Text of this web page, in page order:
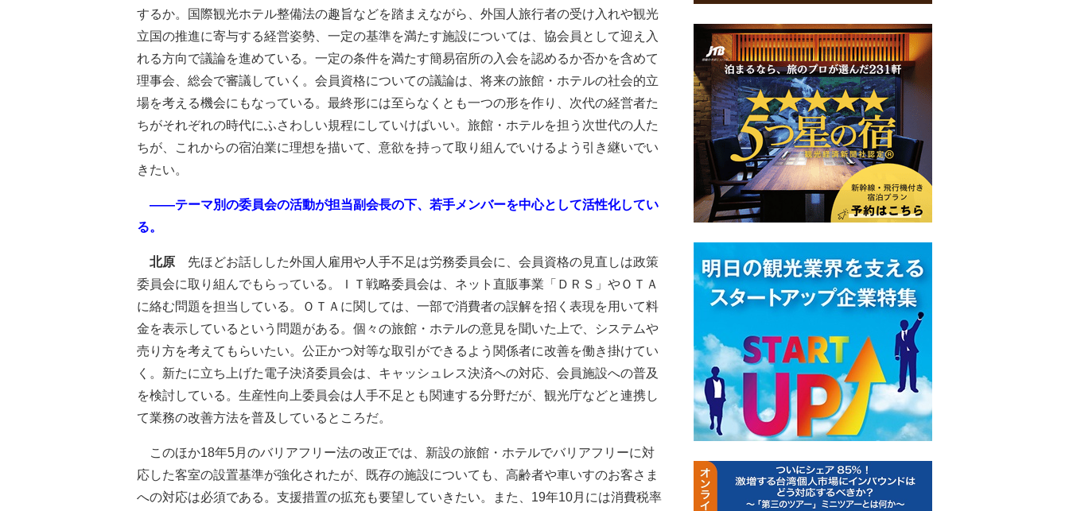
するか。国際観光ホテル整備法の趣旨などを踏まえながら、外国人旅行者の受け入れや観光
立国の推進に寄与する経営姿勢、一定の基準を満たす施設については、協会員として迎え入
れる方向で議論を進めている。一定の条件を満たす簡易宿所の入会を認めるか否かを含めて
理事会、総会で審議していく。会員資格についての議論は、将来の旅館・ホテルの社会的立
場を考える機会にもなっている。最終形には至らなくとも一つの形を作り、次代の経営者た
ちがそれぞれの時代にふさわしい規程にしていけばいい。旅館・ホテルを担う次世代の人た
ちが、これからの宿泊業に理想を描いて、意欲を持って取り組んでいけるよう引き継いでい
きたい。
――テーマ別の委員会の活動が担当副会長の下、若手メンバーを中心として活性化してい
る。
北原 先ほどお話しした外国人雇用や人手不足は労務委員会に、会員資格の見直しは政策
委員会に取り組んでもらっている。ＩＴ戦略委員会は、ネット直販事業「ＤＲＳ」やＯＴＡ
に絡む問題を担当している。ＯＴＡに関しては、一部で消費者の誤解を招く表現を用いて料
金を表示しているという問題がある。個々の旅館・ホテルの意見を聞いた上で、システムや
売り方を考えてもらいたい。公正かつ対等な取引ができるよう関係者に改善を働き掛けてい
く。新たに立ち上げた電子決済委員会は、キャッシュレス決済への対応、会員施設への普及
を検討している。生産性向上委員会は人手不足とも関連する分野だが、観光庁などと連携し
て業務の改善方法を普及しているところだ。
このほか18年5月のバリアフリー法の改正では、新設の旅館・ホテルでバリアフリーに対
応した客室の設置基準が強化されたが、既存の施設についても、高齢者や車いすのお客さま
への対応は必須である。支援措置の拡充も要望していきたい。また、19年10月には消費税率